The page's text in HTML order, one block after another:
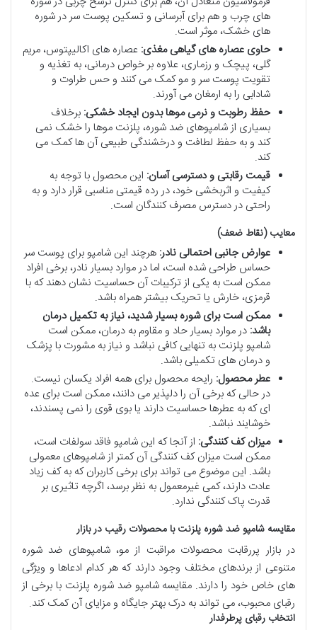
های چرب و هم برای آبرسانی و تسکین پوست سر در شوره
های خشک، موثر است.
حاوی عصاره های گیاهی مغذی: عصاره های اکالیپتوس، مریم
گلی، پیچک و رزماری، علاوه بر خواص درمانی، به تغذیه و
تقویت پوست سر و مو کمک می کنند و حس طراوت و
شادابی را به ارمغان می آورند.
حفظ رطوبت و نرمی موها بدون ایجاد خشکی: برخلاف
بسیاری از شامپوهای ضد شوره، پلزنت موها را خشک نمی
کند و به حفظ لطافت و درخشندگی طبیعی آن ها کمک می
کند.
قیمت رقابتی و دسترسی آسان: این محصول با توجه به
کیفیت و اثربخشی خود، در رده قیمتی مناسبی قرار دارد و به
راحتی در دسترس مصرف کنندگان است.
معایب (نقاط ضعف)
عوارض جانبی احتمالی نادر: هرچند این شامپو برای پوست سر
حساس طراحی شده است، اما در موارد بسیار نادر، برخی افراد
ممکن است به یکی از ترکیبات آن حساسیت نشان دهند که با
قرمزی، خارش یا تحریک بیشتر همراه باشد.
ممکن است برای شوره بسیار شدید، نیاز به تکمیل درمان
باشد: در موارد بسیار حاد و مقاوم به درمان، ممکن است
شامپو پلزنت به تنهایی کافی نباشد و نیاز به مشورت با پزشک
و درمان های تکمیلی باشد.
عطر محصول: رایحه محصول برای همه افراد یکسان نیست.
در حالی که برخی آن را دلپذیر می دانند، ممکن است برای عده
ای که به عطرها حساسیت دارند یا بوی قوی را نمی پسندند،
خوشایند نباشد.
میزان کف کنندگی: از آنجا که این شامپو فاقد سولفات است،
ممکن است میزان کف کنندگی آن کمتر از شامپوهای معمولی
باشد. این موضوع می تواند برای برخی کاربران که به کف زیاد
عادت دارند، کمی غیرمعمول به نظر برسد، اگرچه تاثیری بر
قدرت پاک کنندگی ندارد.
مقایسه شامپو ضد شوره پلزنت با محصولات رقیب در بازار
در بازار پررقابت محصولات مراقبت از مو، شامپوهای ضد شوره
متنوعی از برندهای مختلف وجود دارند که هر کدام ادعاها و ویژگی
های خاص خود را دارند. مقایسه شامپو ضد شوره پلزنت با برخی از
رقبای محبوب، می تواند به درک بهتر جایگاه و مزایای آن کمک کند.
انتخاب رقبای پرطرفدار